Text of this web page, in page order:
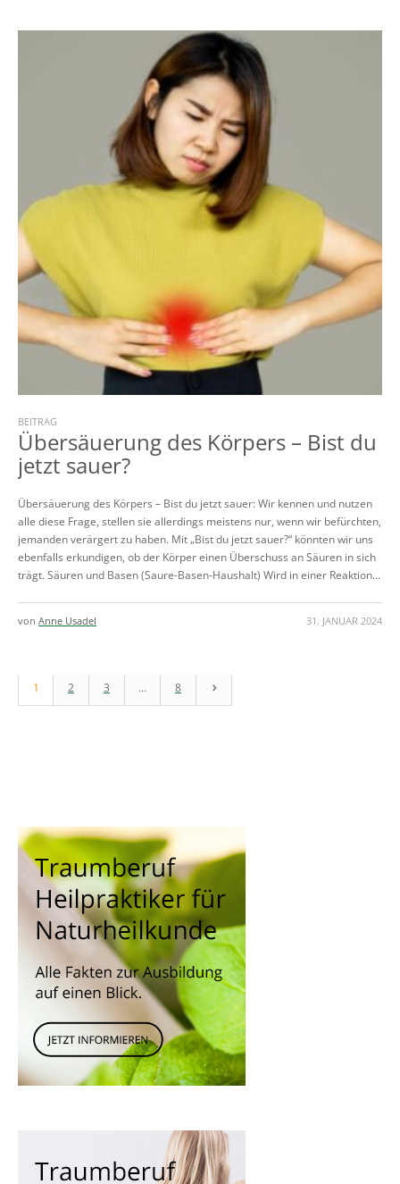
BEITRAG
Übersäuerung des Körpers – Bist du
jetzt sauer?
Übersäuerung des Körpers – Bist du jetzt sauer: Wir kennen und nutzen
alle diese Frage, stellen sie allerdings meistens nur, wenn wir befürchten,
jemanden verärgert zu haben. Mit „Bist du jetzt sauer?“ könnten wir uns
ebenfalls erkundigen, ob der Körper einen Überschuss an Säuren in sich
trägt. Säuren und Basen (Saure-Basen-Haushalt) Wird in einer Reaktion...
31. JANUAR 2024
von Anne Usadel
1 2 3 … 8